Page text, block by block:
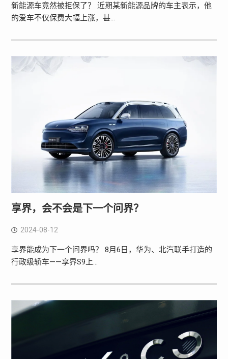
新能源车竟然被拒保了？ 近期某新能源品牌的车主表示，他
的爱车不仅保费大幅上涨，甚…
享界，会不会是下一个问界？
2024-08-12
享界能成为下一个问界吗？ 8月6日，华为、北汽联手打造的
行政级轿车——享界S9上…